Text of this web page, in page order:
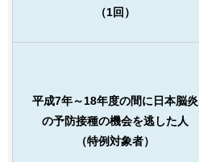
（1回）
平成7年～18年度の間に日本脳炎
の予防接種の機会を逃した人
（特例対象者）